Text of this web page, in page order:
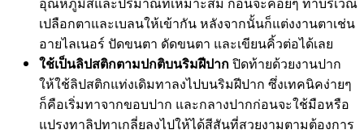
เปลือกตาและเบลนให้เข้ากัน หลังจากนั้นก็แต่งงานตาเช่น
อายไลเนอร์ ปัดขนตา ดัดขนตา และเขียนคิ้วต่อได้เลย
ใช้เป็นลิปสติกตามปกติบนริมฝีปากปิดท้ายด้วยงานปาก
ให้ใช้ลิปสติกแท่งเดิมทาลงไปบนริมฝีปาก ซึ่งเทคนิคง่ายๆ
ก็คือเริ่มทาจากขอบปาก และกลางปากก่อนจะใช้มือหรือ
แปรงทาลิปทาเกลี่ยลงไปให้ได้สีสันที่สวยงามตามต้องการ